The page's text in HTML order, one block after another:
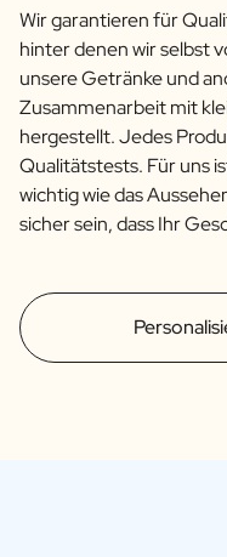
Wir garantieren für
hinter denen wir selbst
unsere Getränke und
Zusammenarbeit mit
hergestellt. Jedes
Qualitätstests. Für uns
wichtig wie das
sicher sein, dass Ihr